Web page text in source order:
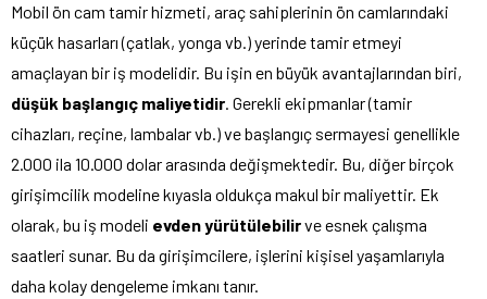
Mobil ön cam tamir hizmeti, araç sahiplerinin ön camlarındaki
küçük hasarları (çatlak, yonga vb.) yerinde tamir etmeyi
amaçlayan bir iş modelidir. Bu işin en büyük avantajlarından biri,
düşük başlangıç maliyetidir. Gerekli ekipmanlar (tamir
cihazları, reçine, lambalar vb.) ve başlangıç sermayesi genellikle
2.000 ila 10.000 dolar arasında değişmektedir. Bu, diğer birçok
girişimcilik modeline kıyasla oldukça makul bir maliyettir. Ek
olarak, bu iş modeli evden yürütülebilirve esnek çalışma
saatleri sunar. Bu da girişimcilere, işlerini kişisel yaşamlarıyla
daha kolay dengeleme imkanı tanır.